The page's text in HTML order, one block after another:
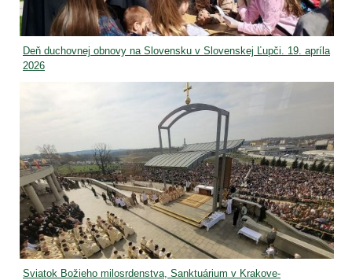
Deň duchovnej obnovy na Slovensku v Slovenskej Ľupči. 19. apríla
2026
Sviatok Božieho milosrdenstva, Sanktuárium v Krakove-